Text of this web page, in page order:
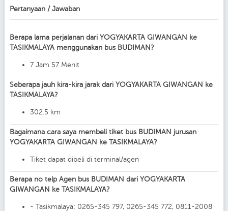
Pertanyaan / Jawaban
Berapa lama perjalanan dari YOGYAKARTA GIWANGAN ke
TASIKMALAYA menggunakan bus BUDIMAN?
7 Jam 57 Menit
Seberapa jauh kira-kira jarak dari YOGYAKARTA GIWANGAN ke
TASIKMALAYA?
302.5 km
Bagaimana cara saya membeli tiket bus BUDIMAN jurusan
YOGYAKARTA GIWANGAN ke TASIKMALAYA?
Tiket dapat dibeli di terminal/agen
Berapa no telp Agen bus BUDIMAN dari YOGYAKARTA
GIWANGAN ke TASIKMALAYA?
- Tasikmalaya: 0265-345 797, 0265-345 772, 0811-2008